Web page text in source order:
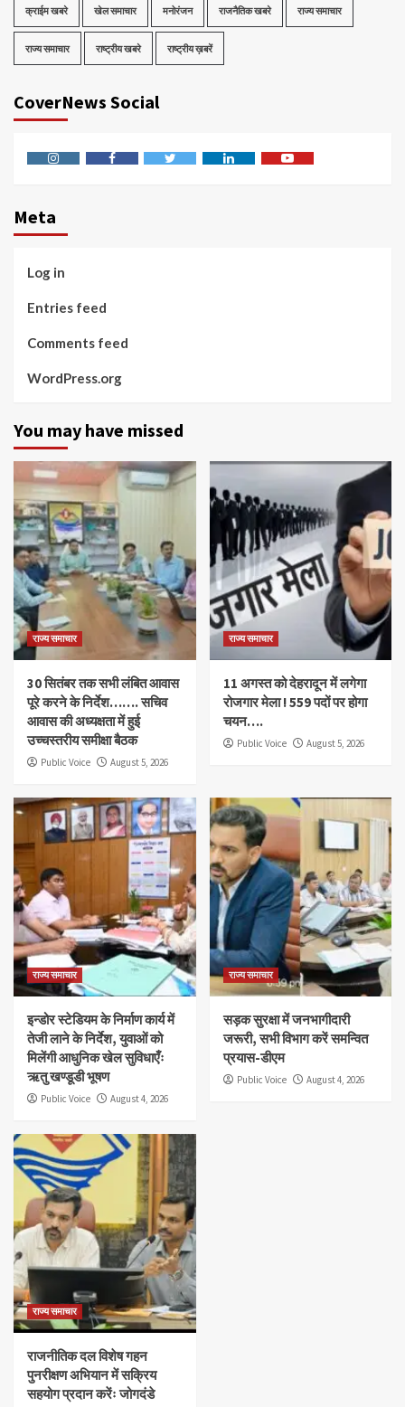
क्राईम खबरे खेल समाचार मनोरंजन राजनैतिक खबरे राज्य समाचार
राज्य समाचार राष्ट्रीय खबरे राष्ट्रीय ख़बरें
CoverNews Social
Meta
Log in
Entries feed
Comments feed
WordPress.org
You may have missed
राज्य समाचार
30 सितंबर तक सभी लंबित आवास
पूरे करने के निर्देश……. सचिव
आवास की अध्यक्षता में हुई
उच्चस्तरीय समीक्षा बैठक
Public Voice August 5, 2026
राज्य समाचार
11 अगस्त को देहरादून में लगेगा
रोजगार मेला ! 559 पदों पर होगा
चयन….
Public Voice August 5, 2026
राज्य समाचार
इन्डोर स्टेडियम के निर्माण कार्य में
तेजी लाने के निर्देश, युवाओं को
मिलेंगी आधुनिक खेल सुविधाएँः
ऋतु खण्डूडी भूषण
Public Voice August 4, 2026
राज्य समाचार
सड़क सुरक्षा में जनभागीदारी
जरूरी, सभी विभाग करें समन्वित
प्रयास-डीएम
Public Voice August 4, 2026
राज्य समाचार
राजनीतिक दल विशेष गहन
पुनरीक्षण अभियान में सक्रिय
सहयोग प्रदान करेंः जोगदंडे